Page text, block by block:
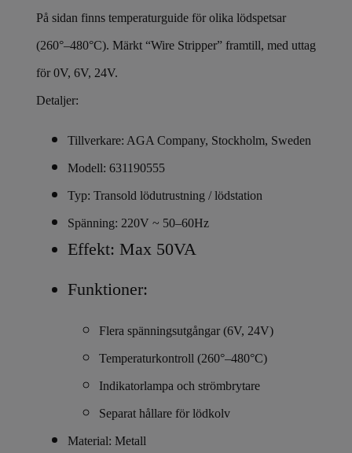
På sidan finns temperaturguide för olika lödspetsar
(260°–480°C). Märkt “Wire Stripper” framtill, med uttag
för 0V, 6V, 24V.
Detaljer:
Tillverkare: AGA Company, Stockholm, Sweden
Modell: 631190555
Typ: Transold lödutrustning / lödstation
Spänning: 220V ~ 50–60Hz
Effekt: Max 50VA
Funktioner:
Flera spänningsutgångar (6V, 24V)
Temperaturkontroll (260°–480°C)
Indikatorlampa och strömbrytare
Separat hållare för lödkolv
Material: Metall